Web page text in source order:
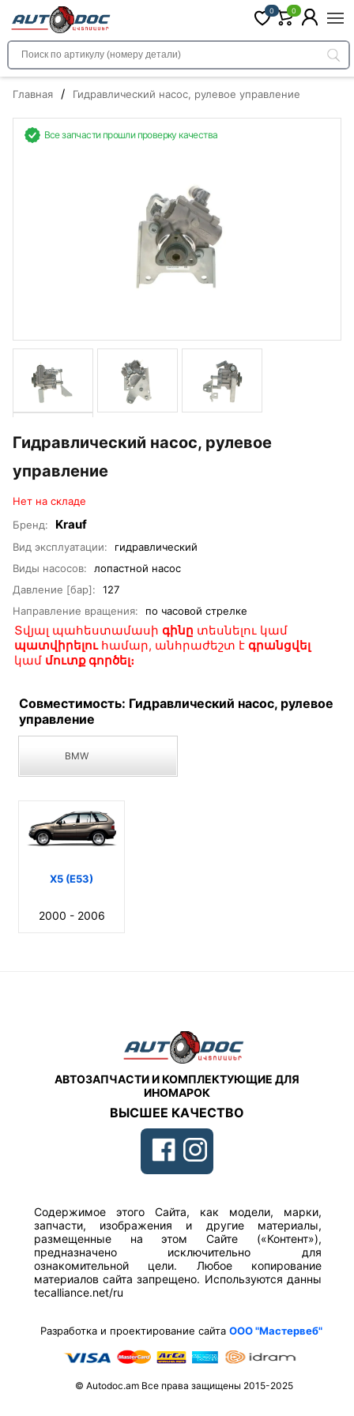
0 0
Главная / Гидравлический насос, рулевое управление
Все запчасти прошли проверку качества
Гидравлический насос, рулевое
управление
Нет на складе
Бренд:
Krauf
Вид эксплуатации:
гидравлический
Виды насосов:
лопастной насос
Давление [бар]:
127
Направление вращения:
по часовой стрелке
Տվյալ պահեստամասի գինը տեսնելու կամ
պատվիրելուհամար, անհրաժեշտ է գրանցվել
կամ մուտք գործել։
Совместимость: Гидравлический насос, рулевое
управление
BMW
X5 (E53)
2000 - 2006
АВТОЗАПЧАСТИ И КОМПЛЕКТУЮЩИЕ ДЛЯ
ИНОМАРОК
ВЫСШЕЕ КАЧЕСТВО
Содержимое этого Сайта, как модели, марки,
запчасти, изображения и другие материалы,
размещенные на этом Сайте («Контент»),
предназначено исключительно для
ознакомительной цели. Любое копирование
материалов сайта запрещено. Используются данны
tecalliance.net/ru
Разработка и проектирование сайтаООО "Мастервеб"
© Autodoc.am Все права защищены 2015-2025